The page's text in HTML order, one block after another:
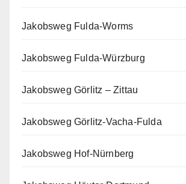
Jakobsweg Fulda-Worms
Jakobsweg Fulda-Würzburg
Jakobsweg Görlitz – Zittau
Jakobsweg Görlitz-Vacha-Fulda
Jakobsweg Hof-Nürnberg